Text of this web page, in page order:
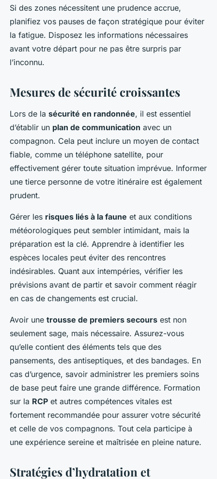
Si des zones nécessitent une prudence accrue,
planifiez vos pauses de façon stratégique pour éviter
la fatigue. Disposez les informations nécessaires
avant votre départ pour ne pas être surpris par
l’inconnu.
Mesures de sécurité croissantes
Lors de la sécurité en randonnée, il est essentiel
d’établir un plan de communication avec un
compagnon. Cela peut inclure un moyen de contact
fiable, comme un téléphone satellite, pour
effectivement gérer toute situation imprévue. Informer
une tierce personne de votre itinéraire est également
prudent.
Gérer les risques liés à la faune et aux conditions
météorologiques peut sembler intimidant, mais la
préparation est la clé. Apprendre à identifier les
espèces locales peut éviter des rencontres
indésirables. Quant aux intempéries, vérifier les
prévisions avant de partir et savoir comment réagir
en cas de changements est crucial.
Avoir une trousse de premiers secours est non
seulement sage, mais nécessaire. Assurez-vous
qu’elle contient des éléments tels que des
pansements, des antiseptiques, et des bandages. En
cas d’urgence, savoir administrer les premiers soins
de base peut faire une grande différence. Formation
sur la RCP et autres compétences vitales est
fortement recommandée pour assurer votre sécurité
et celle de vos compagnons. Tout cela participe à
une expérience sereine et maîtrisée en pleine nature.
Stratégies d’hydratation et